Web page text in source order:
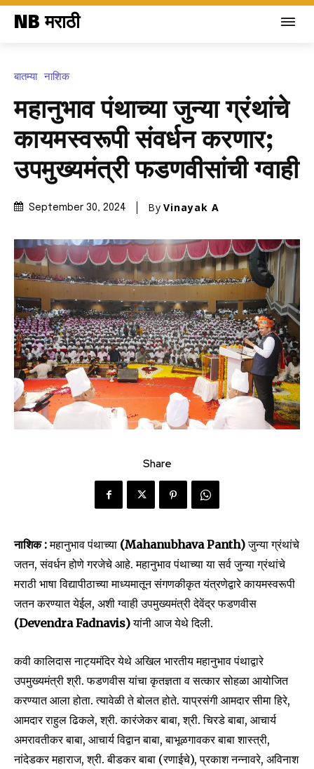
NB मराठी
बातम्या नाशिक
महानुभाव पंथाच्या जुन्या ग्रंथांचे
कायमस्वरूपी संवर्धन करणार;
उपमुख्यमंत्री फडणवीसांची ग्वाही
September 30, 2024 By Vinayak A
Share
नाशिक :महानुभाव पंथाच्या (Mahanubhava Panth)जुन्या ग्रंथांचे
जतन, संवर्धन होणे गरजेचे आहे. महानुभाव पंथाच्या या सर्व जुन्या ग्रंथांचे
मराठी भाषा विद्यापीठाच्या माध्यमातून संगणकीकृत यंत्रणेद्वारे कायमस्वरूपी
जतन करण्यात येईल, अशी ग्वाही उपमुख्यमंत्री देवेंद्र फडणवीस
(Devendra Fadnavis)यांनी आज येथे दिली.
कवी कालिदास नाट्यमंदिर येथे अखिल भारतीय महानुभाव पंथाद्वारे
उपमुख्यमंत्री‌ श्री. फडणवीस यांचा कृतज्ञता व सत्कार सोहळा आयोजित
करण्यात आला होता. त्यावेळी ते बोलत होते. याप्रसंगी आमदार सीमा हिरे,
आमदार राहुल ढिकले, श्री. कारंजेकर बाबा, श्री. चिरडे‌ बाबा, आचार्य
अमरावतीकर बाबा, आचार्य विद्वान बाबा, बाभूळगावकर बाबा शास्त्री,
नांदेडकर महाराज, श्री. बीडकर बाबा (रणाईचे), प्रकाश नन्नावरे, अविनाश